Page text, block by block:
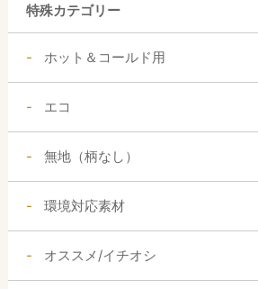
特殊カテゴリー
ホット＆コールド用
エコ
無地（柄なし）
環境対応素材
オススメ/イチオシ